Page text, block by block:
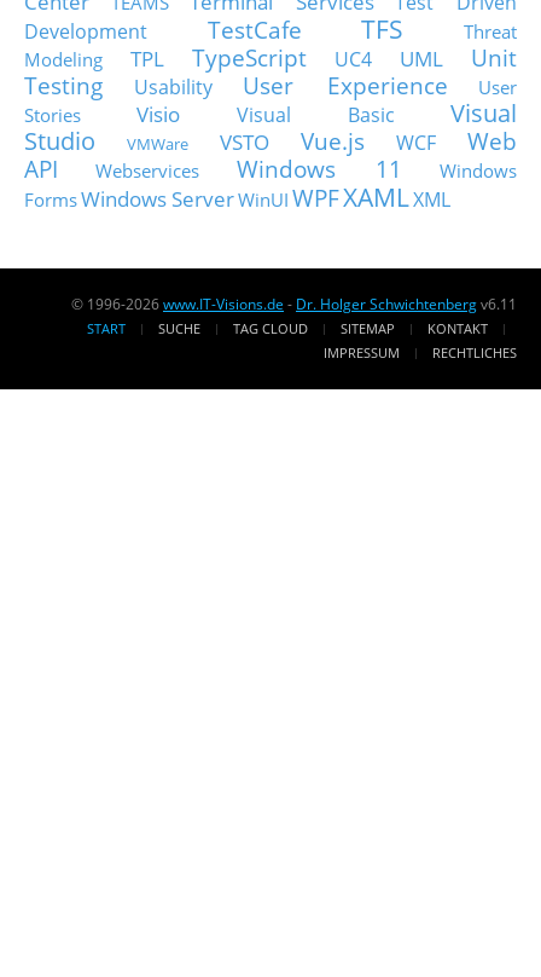
Development
TestCafe TFS
Threat
Modeling
TPL TypeScript UC4 UML
Unit
Testing
Usability User Experience
User
Stories
Visio Visual Basic
Visual
Studio
VMWare VSTO Vue.js WCF
Web
API
Webservices Windows 11
Windows
FormsWindows ServerWinUI WPFXAMLXML
© 1996-2026www.IT-Visions.de - Dr. Holger Schwichtenbergv6.11
START SUCHE TAG CLOUD SITEMAP
KONTAKT
IMPRESSUM
RECHTLICHES